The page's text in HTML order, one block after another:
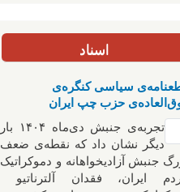
اسناد
سیاسی کنگره‌ی
حزب چپ ایران
تجربه‌ی جنبش دی‌ماه ۱۴۰۴ بار
دیگر نشان داد که نقطه‌ی ضعف
جنبش آزادیخواهانه و دموکراتیک
ایران، فقدان آلترناتیو